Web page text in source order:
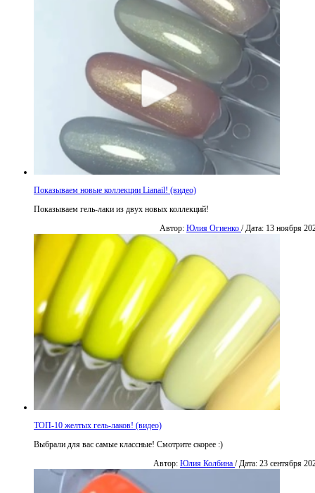
Показываем новые коллекции Lianail! (видео)
Показываем гель-лаки из двух новых коллекций!
Автор: Юлия Огиенко / Дата: 13 ноября
ТОП-10 желтых гель-лаков! (видео)
Выбрали для вас самые классные! Смотрите скорее :)
Автор: Юлия Колбина / Дата: 23 сентября